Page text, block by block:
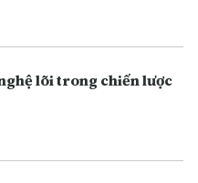
lõi trong chiến lược